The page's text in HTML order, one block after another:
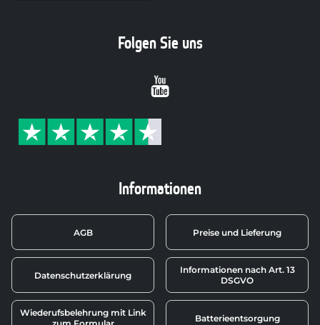
Informationen
AGB Preise und Lieferung
Datenschutzerklärung
Informationen nach Art. 13
DSGVO
Wiederufsbelehrung mit Link
Batterieentsorgung
Folgen Sie uns
Youtube